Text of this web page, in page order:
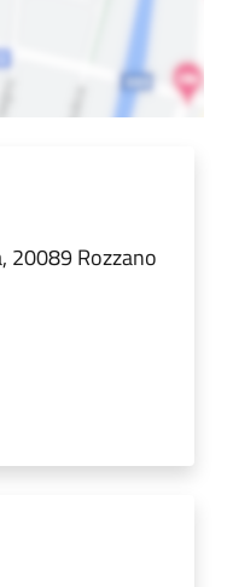
20089 Rozzano